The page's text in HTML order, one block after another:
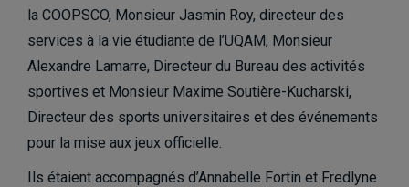
la COOPSCO, Monsieur Jasmin Roy, directeur des
services à la vie étudiante de l’UQAM, Monsieur
Alexandre Lamarre, Directeur du Bureau des activités
sportives et Monsieur Maxime Soutière-Kucharski,
Directeur des sports universitaires et des événements
pour la mise aux jeux officielle.
Ils étaient accompagnés d’Annabelle Fortin et Fredlyne